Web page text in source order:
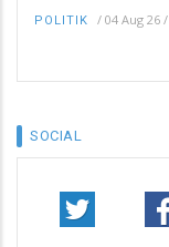
POLITIK / 04 Aug 26 /
SOCIAL